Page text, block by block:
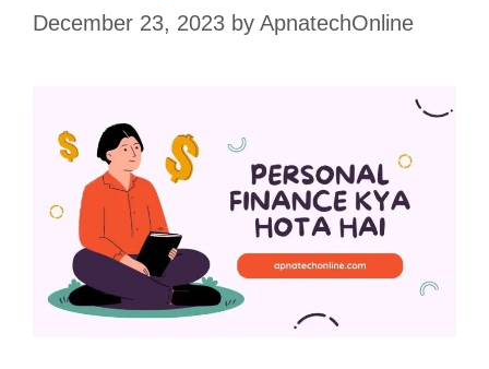
December 23, 2023 by ApnatechOnline